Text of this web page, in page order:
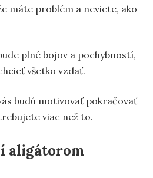
máte problém a neviete, ako
plné bojov a pochybností,
všetko vzdať.
budú motivovať pokračovať
viac než to.
aligátorom